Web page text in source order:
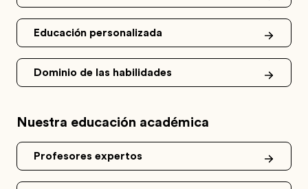
Educación personalizada
Dominio de las habilidades
Nuestra educación académica
Profesores expertos